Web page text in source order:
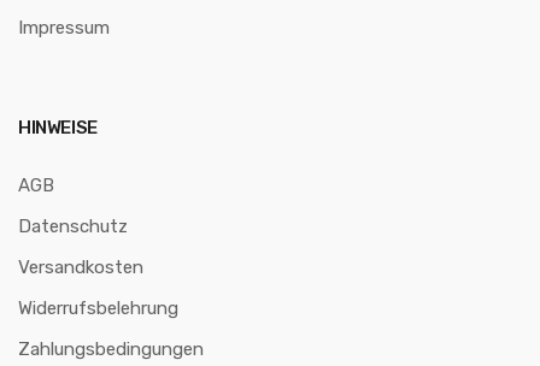
Impressum
HINWEISE
AGB
Datenschutz
Versandkosten
Widerrufsbelehrung
Zahlungsbedingungen